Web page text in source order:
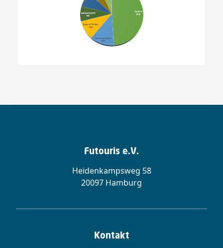
Futouris e.V.
Heidenkampsweg 58
20097 Hamburg
Kontakt